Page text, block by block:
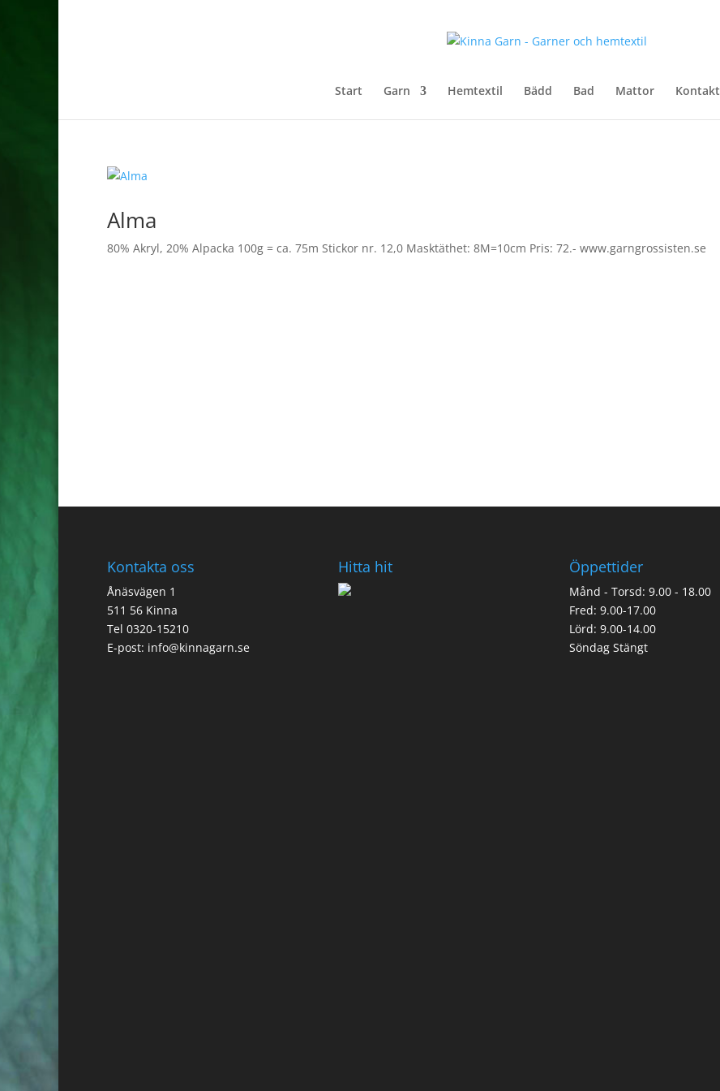
Start Garn Hemtextil Bädd Bad Mattor Kontakt
Alma
80% Akryl, 20% Alpacka 100g = ca. 75m Stickor nr. 12,0 Masktäthet: 8M=10cm Pris: 72.- www.garngrossisten.se
Kontakta oss
Ånäsvägen 1
511 56 Kinna
Tel 0320-15210
E-post: info@kinnagarn.se
Hitta hit Öppettider
Månd - Torsd: 9.00 - 18.00
Fred: 9.00-17.00
Lörd: 9.00-14.00
Söndag Stängt